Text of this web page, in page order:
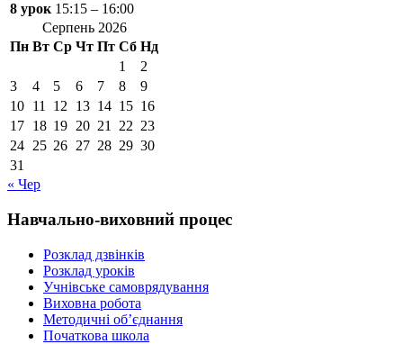
8 урок 15:15 – 16:00
Серпень 2026
Пн Вт Ср Чт Пт Сб Нд
1
2
3
4 5 6 7 8
9
10 11 12 13 14 15 16
17 18 19 20 21 22 23
24 25 26 27 28 29 30
31
« Чер
Навчально-виховний процес
Розклад дзвінків
Розклад уроків
Учнівське самоврядування
Виховна робота
Методичні об’єднання
Початкова школа